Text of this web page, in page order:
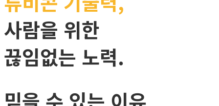
사람을 위한
끊임없는 노력.